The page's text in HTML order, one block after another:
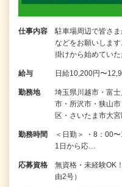
仕事内容
駐車場周辺で皆さ
などをお願いしま
掛けから始めてい
給与 日給10,200円〜
勤務地
埼玉県川越市・富
市・所沢市・狭山
区・さいたま市大
勤務時間
＜日勤＞ ・8：00
1日から応…
応募資格
無資格・未経験OK
由2号）